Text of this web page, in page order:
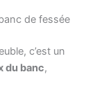
de fessée
c’est un
du banc,